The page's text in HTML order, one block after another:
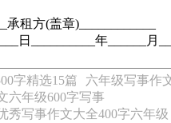
租方(盖章)____________
日__________年______月
字精选15篇
六年级写事作
六年级600字写事
秀写事作文大全400字六年级